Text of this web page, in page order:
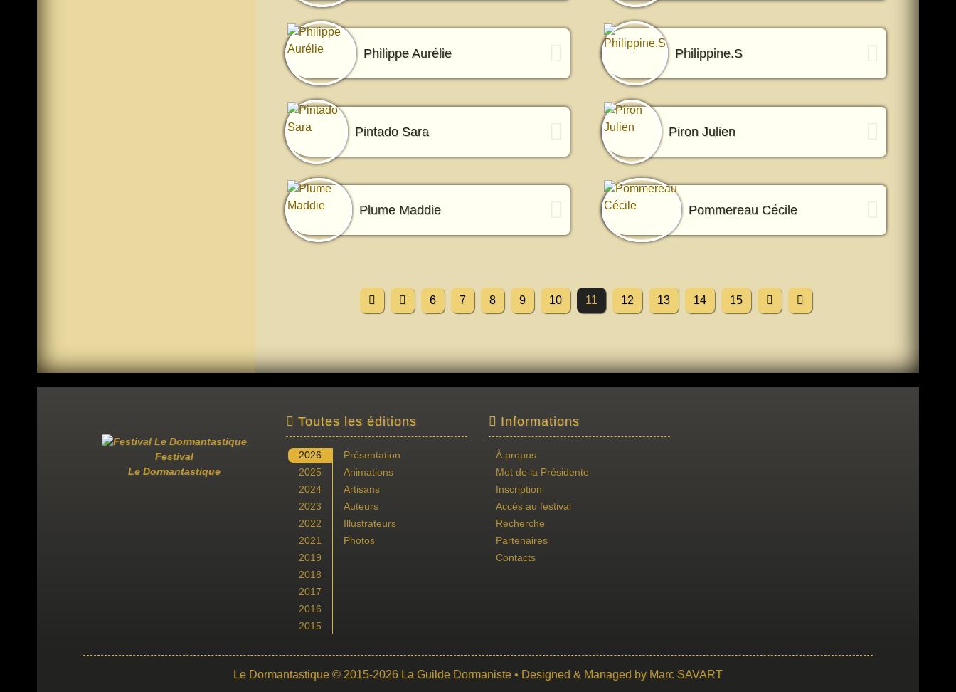
Philippe Aurélie Philippine.S
Pintado Sara Piron Julien
Plume Maddie Pommereau Cécile
6 7 8 9 10 11 12 13 14 15
Festival
Le Dormantastique
Toutes les éditions
2026
2025
2024
2023
2022
2021
2019
2018
2017
2016
2015
Présentation
Animations
Artisans
Auteurs
Illustrateurs
Photos
Informations
À propos
Mot de la Présidente
Inscription
Accès au festival
Recherche
Partenaires
Contacts
Le Dormantastique © 2015-2026 La Guilde Dormaniste • Designed & Managed by Marc SAVART